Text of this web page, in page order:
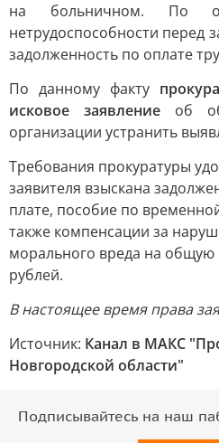
на больничном. По
нетрудоспособности перед
задолженность по оплате
По данному факту
исковое заявление об
организации устранить
Требования прокуратуры
заявителя взыскана
плате, пособие по
также компенсации за
морального вреда на
рублей.
В настоящее время права
Источник: Канал в МАКС
Новгородской области"
Подписывайтесь на наш